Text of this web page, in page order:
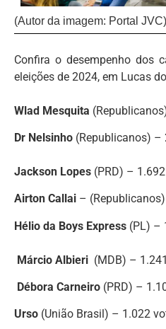
(Autor da imagem: Portal JVC)
Confira o desempenho dos
eleições de 2024, em Lucas
Wlad Mesquita
Dr Nelsinho (Republicanos) –
Jackson Lopes (PRD) –
Airton Callai –
Hélio da Boys Express (PL) –
Márcio Albieri (MDB) –
Débora Carneiro (PRD) –
Urso (União Brasil) – 1.022